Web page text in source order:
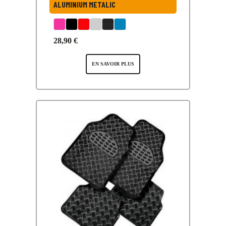
ALUMINIUM METALIC
28,90 €
EN SAVOIR PLUS